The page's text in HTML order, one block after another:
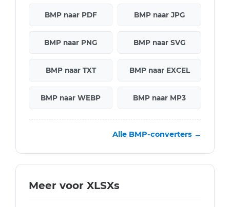
BMP naar PDF BMP naar JPG
BMP naar PNG BMP naar SVG
BMP naar TXT BMP naar EXCEL
BMP naar WEBP BMP naar MP3
Alle BMP-converters →
Meer voor XLSXs